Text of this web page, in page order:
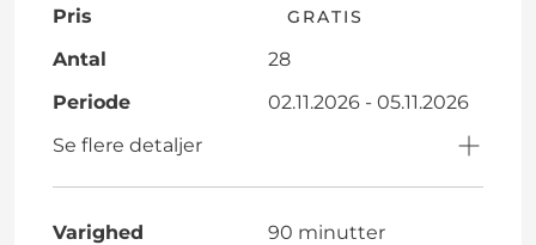
Pris GRATIS
Antal
28
Periode
02.11.2026 - 05.11.2026
Se flere detaljer
Varighed 90 minutter